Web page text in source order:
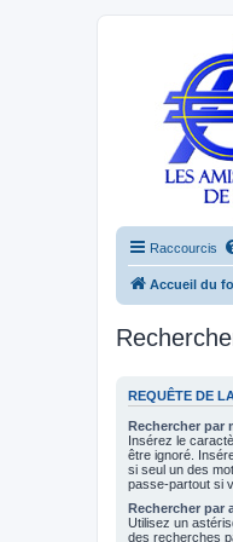
Raccourcis
Accueil du
REQUÊTE DE
Rechercher par
Insérez le
être ignoré.
si seul un des
passe-partout si
Rechercher par
Utilisez un
des recherches